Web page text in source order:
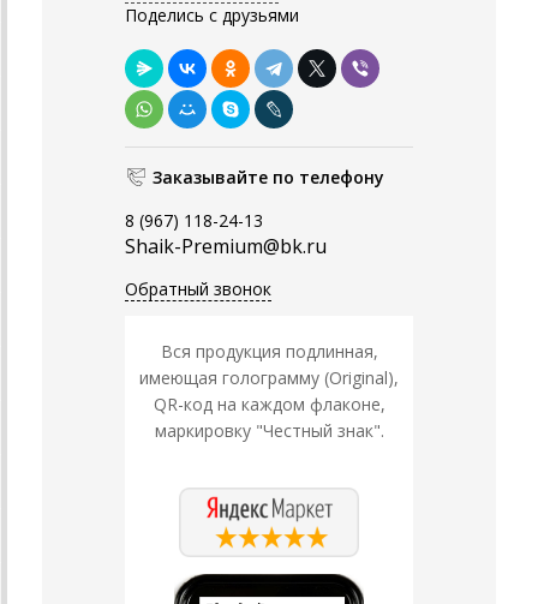
Поделись с друзьями
Заказывайте по телефону
8 (967) 118-24-13
Shaik-Premium@bk.ru
Обратный звонок
Вся продукция подлинная,
имеющая голограмму (Original),
QR-код на каждом флаконе,
маркировку "Честный знак".